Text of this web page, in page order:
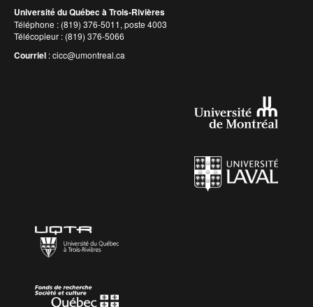
Université du Québec à Trois-Rivières
Téléphone : (819) 376-5011, poste 4003
Télécopieur : (819) 376-5066
Courriel :cicc@umontreal.ca